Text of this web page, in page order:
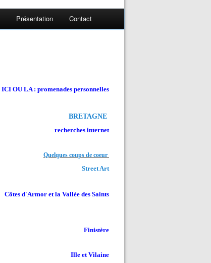
Présentation Contact
ICI OU LA : promenades personnelles
BRETAGNE
recherches internet
Quelques coups de coeur
Street Art
Côtes d'Armor et la Vallée des Saints
Finistère
Ille et Vilaine